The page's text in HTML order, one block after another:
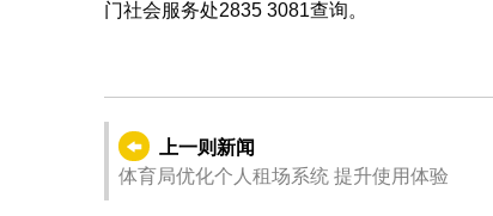
门社会服务处2835 3081查询。
上一则新闻
体育局优化个人租场系统 提升使用体验